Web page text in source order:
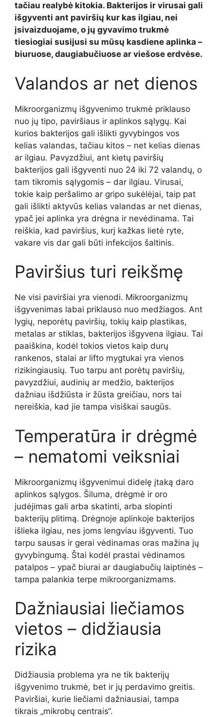
tačiau realybė kitokia. Bakterijos ir virusai gali
išgyventi ant paviršių kur kas ilgiau, nei
įsivaizduojame, o jų gyvavimo trukmė
tiesiogiai susijusi su mūsų kasdiene aplinka –
biuruose, daugiabučiuose ar viešose erdvėse.
Valandos ar net dienos
Mikroorganizmų išgyvenimo trukmė priklauso
nuo jų tipo, paviršiaus ir aplinkos sąlygų. Kai
kurios bakterijos gali išlikti gyvybingos vos
kelias valandas, tačiau kitos – net kelias dienas
ar ilgiau. Pavyzdžiui, ant kietų paviršių
bakterijos gali išgyventi nuo 24 iki 72 valandų, o
tam tikromis sąlygomis – dar ilgiau. Virusai,
tokie kaip peršalimo ar gripo sukėlėjai, taip pat
gali išlikti aktyvūs kelias valandas ar net dienas,
ypač jei aplinka yra drėgna ir nevėdinama. Tai
reiškia, kad paviršius, kurį kažkas lietė ryte,
vakare vis dar gali būti infekcijos šaltinis.
Paviršius turi reikšmę
Ne visi paviršiai yra vienodi. Mikroorganizmų
išgyvenimas labai priklauso nuo medžiagos. Ant
lygių, neporėtų paviršių, tokių kaip plastikas,
metalas ar stiklas, bakterijos išgyvena ilgiau. Tai
paaiškina, kodėl tokios vietos kaip durų
rankenos, stalai ar lifto mygtukai yra vienos
rizikingiausių. Tuo tarpu ant porėtų paviršių,
pavyzdžiui, audinių ar medžio, bakterijos
dažniau išdžiūsta ir žūsta greičiau, nors tai
nereiškia, kad jie tampa visiškai saugūs.
Temperatūra ir drėgmė
– nematomi veiksniai
Mikroorganizmų išgyvenimui didelę įtaką daro
aplinkos sąlygos. Šiluma, drėgmė ir oro
judėjimas gali arba skatinti, arba slopinti
bakterijų plitimą. Drėgnoje aplinkoje bakterijos
išlieka ilgiau, nes joms lengviau išgyventi. Tuo
tarpu sausas ir gerai vėdinamas oras mažina jų
gyvybingumą. Štai kodėl prastai vėdinamos
patalpos – ypač biurai ar daugiabučių laiptinės –
tampa palankia terpe mikroorganizmams.
Dažniausiai liečiamos
vietos – didžiausia
rizika
Didžiausia problema yra ne tik bakterijų
išgyvenimo trukmė, bet ir jų perdavimo greitis.
Paviršiai, kurie liečiami dažniausiai, tampa
tikrais „mikrobų centrais“.